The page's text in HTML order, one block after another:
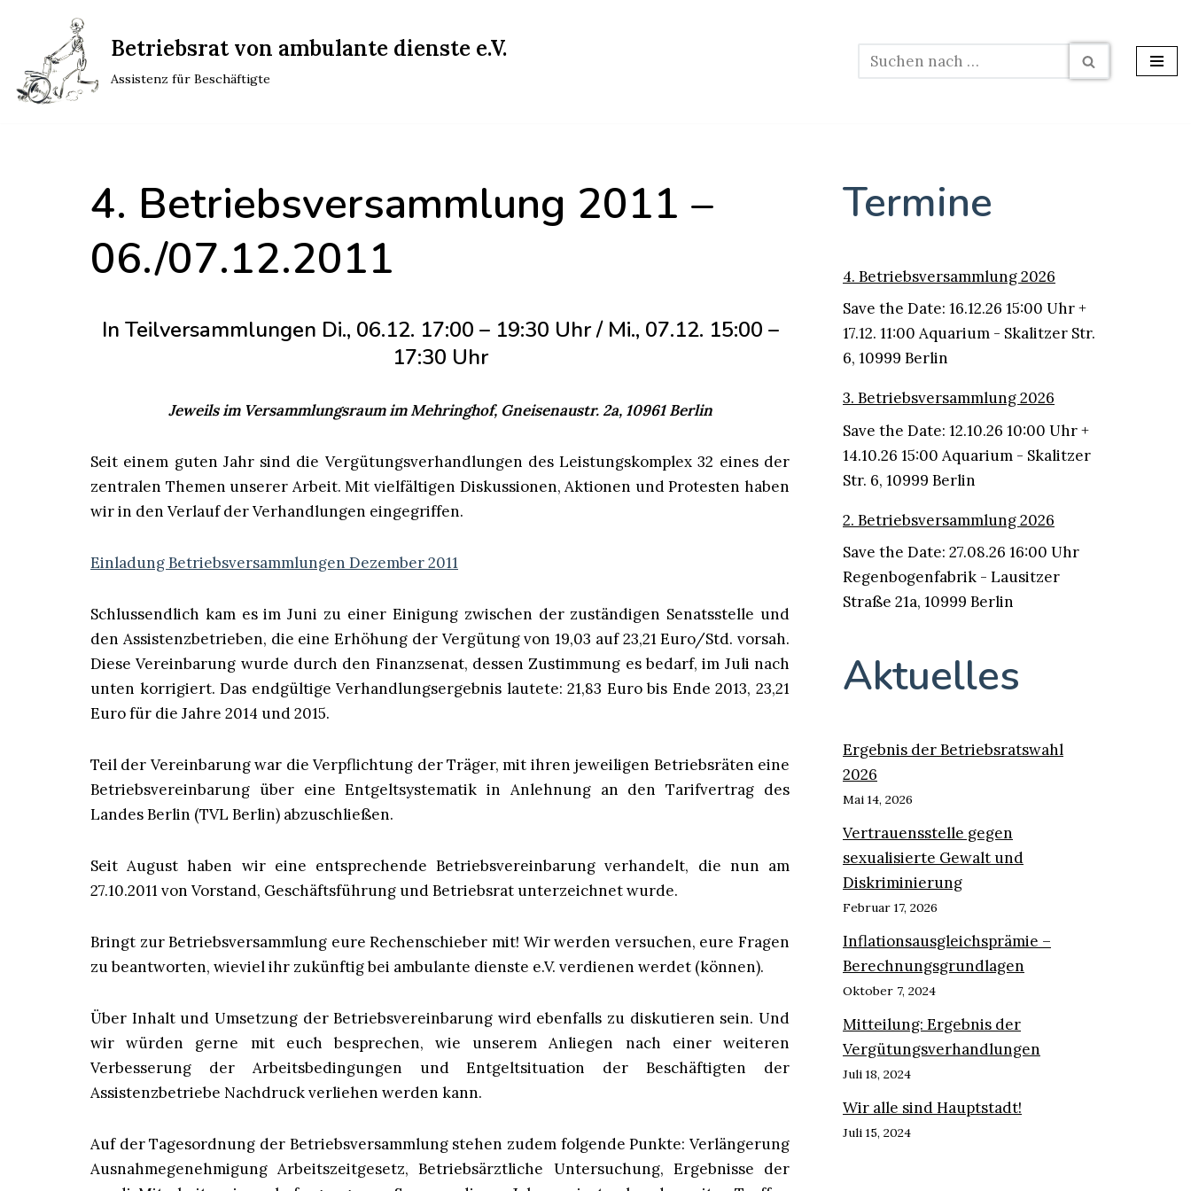
Inhalt
springen
Betriebsrat von ambulante dienste e.V.
Assistenz für Beschäftigte
4. Betriebsversammlung 2011 –
06./07.12.2011
In Teilversammlungen Di., 06.12. 17:00 – 19:30 Uhr / Mi., 07.12. 15:00 –
17:30 Uhr
Jeweils im Versammlungsraum im Mehringhof, Gneisenaustr. 2a, 10961 Berlin
Seit einem guten Jahr sind die Vergütungsverhandlungen des Leistungskomplex 32 eines der
zentralen Themen unserer Arbeit. Mit vielfältigen Diskussionen, Aktionen und Protesten haben
wir in den Verlauf der Verhandlungen eingegriffen.
Einladung Betriebsversammlungen Dezember 2011
Schlussendlich kam es im Juni zu einer Einigung zwischen der zuständigen Senatsstelle und
den Assistenzbetrieben, die eine Erhöhung der Vergütung von 19,03 auf 23,21 Euro/Std. vorsah.
Diese Vereinbarung wurde durch den Finanzsenat, dessen Zustimmung es bedarf, im Juli nach
unten korrigiert. Das endgültige Verhandlungsergebnis lautete: 21,83 Euro bis Ende 2013, 23,21
Euro für die Jahre 2014 und 2015.
Teil der Vereinbarung war die Verpflichtung der Träger, mit ihren jeweiligen Betriebsräten eine
Betriebsvereinbarung über eine Entgeltsystematik in Anlehnung an den Tarifvertrag des
Landes Berlin (TVL Berlin) abzuschließen.
Seit August haben wir eine entsprechende Betriebsvereinbarung verhandelt, die nun am
27.10.2011 von Vorstand, Geschäftsführung und Betriebsrat unterzeichnet wurde.
Bringt zur Betriebsversammlung eure Rechenschieber mit! Wir werden versuchen, eure Fragen
zu beantworten, wieviel ihr zukünftig bei ambulante dienste e.V. verdienen werdet (können).
Über Inhalt und Umsetzung der Betriebsvereinbarung wird ebenfalls zu diskutieren sein. Und
wir würden gerne mit euch besprechen, wie unserem Anliegen nach einer weiteren
Verbesserung der Arbeitsbedingungen und Entgeltsituation der Beschäftigten der
Assistenzbetriebe Nachdruck verliehen werden kann.
Auf der Tagesordnung der Betriebsversammlung stehen zudem folgende Punkte: Verlängerung
Ausnahmegenehmigung Arbeitszeitgesetz, Betriebsärztliche Untersuchung, Ergebnisse der
Termine
4. Betriebsversammlung 2026
Save the Date: 16.12.26 15:00 Uhr +
17.12. 11:00 Aquarium - Skalitzer Str.
6, 10999 Berlin
3. Betriebsversammlung 2026
Save the Date: 12.10.26 10:00 Uhr +
14.10.26 15:00 Aquarium - Skalitzer
Str. 6, 10999 Berlin
2. Betriebsversammlung 2026
Save the Date: 27.08.26 16:00 Uhr
Regenbogenfabrik - Lausitzer
Straße 21a, 10999 Berlin
Aktuelles
Ergebnis der Betriebsratswahl
2026
Mai 14, 2026
Vertrauensstelle gegen
sexualisierte Gewalt und
Diskriminierung
Februar 17, 2026
Inflationsausgleichsprämie –
Berechnungsgrundlagen
Oktober 7, 2024
Mitteilung: Ergebnis der
Vergütungsverhandlungen
Juli 18, 2024
Wir alle sind Hauptstadt!
Juli 15, 2024